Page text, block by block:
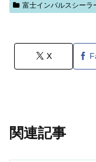
富士インパルスシーラ
X
関連記事